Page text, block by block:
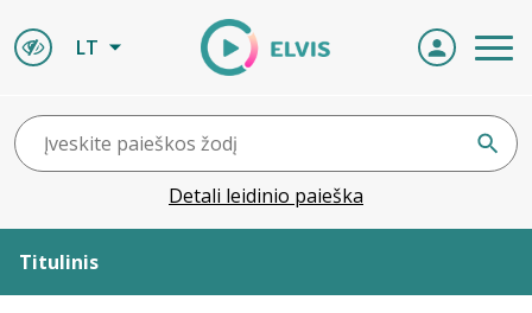
LT
Detali leidinio paieška
Titulinis